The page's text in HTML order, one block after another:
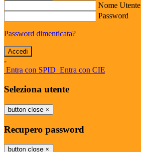
Nome Utente
Password
Password dimenticata?
-
Entra con SPID Entra con CIE
Seleziona utente
button close ×
Recupero password
button close ×